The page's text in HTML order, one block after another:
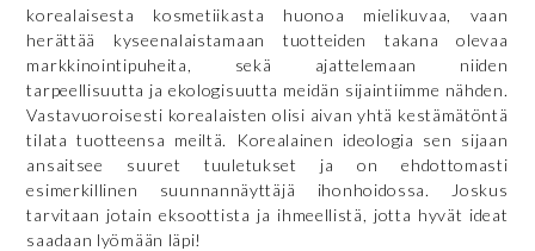
korealaisesta kosmetiikasta huonoa mielikuvaa, vaan
herättää kyseenalaistamaan tuotteiden takana olevaa
markkinointipuheita, sekä ajattelemaan niiden
tarpeellisuutta ja ekologisuutta meidän sijaintiimme nähden.
Vastavuoroisesti korealaisten olisi aivan yhtä kestämätöntä
tilata tuotteensa meiltä. Korealainen ideologia sen sijaan
ansaitsee suuret tuuletukset ja on ehdottomasti
esimerkillinen suunnannäyttäjä ihonhoidossa. Joskus
tarvitaan jotain eksoottista ja ihmeellistä, jotta hyvät ideat
saadaan lyömään läpi!